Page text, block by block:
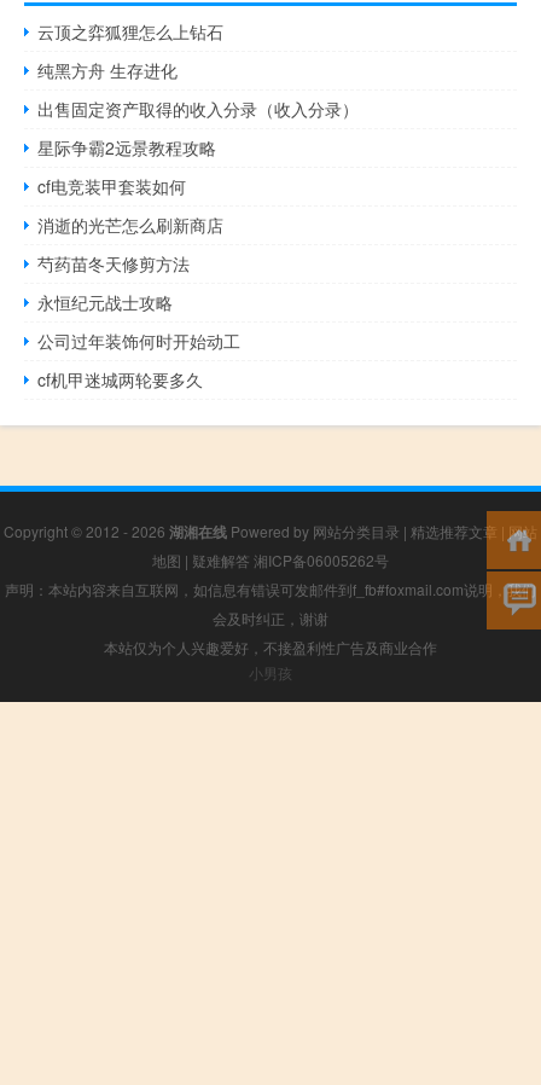
云顶之弈狐狸怎么上钻石
纯黑方舟 生存进化
出售固定资产取得的收入分录（收入分录）
星际争霸2远景教程攻略
cf电竞装甲套装如何
消逝的光芒怎么刷新商店
芍药苗冬天修剪方法
永恒纪元战士攻略
公司过年装饰何时开始动工
cf机甲迷城两轮要多久
Copyright © 2012 - 2026 湖湘在线 Powered by 网站分类目录 | 精选推荐文章 | 网站
地图 | 疑难解答 湘ICP备06005262号
声明：本站内容来自互联网，如信息有错误可发邮件到f_fb#foxmail.com说明，我们
会及时纠正，谢谢
本站仅为个人兴趣爱好，不接盈利性广告及商业合作
小男孩